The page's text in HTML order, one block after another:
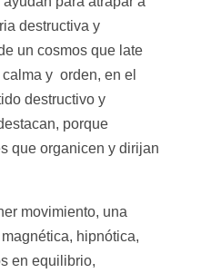
destructiva y
un cosmos que late
y orden, en el
destructivo y
porque
que organicen y dirijan
movimiento, una
hipnótica,
en equilibrio,